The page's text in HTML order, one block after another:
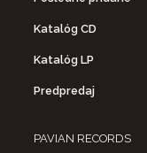
Katalóg CD
Katalóg LP
Predpredaj
PAVIAN RECORDS